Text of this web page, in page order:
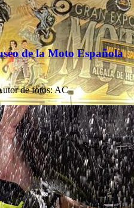
de la Moto Española
de fotos:AC